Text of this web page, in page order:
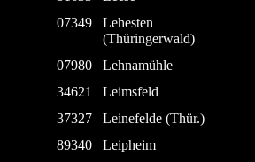
07349
Lehesten
(Thüringerwald)
07980 Lehnamühle
34621
Leimsfeld
37327
Leinefelde (Thür.)
89340
Leipheim